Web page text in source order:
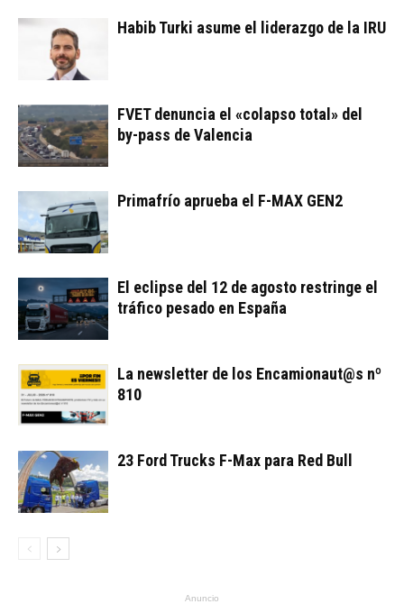
Habib Turki asume el liderazgo de la IRU
FVET denuncia el «colapso total» del
by-pass de Valencia
Primafrío aprueba el F-MAX GEN2
El eclipse del 12 de agosto restringe el
tráfico pesado en España
La newsletter de los Encamionaut@s nº
810
23 Ford Trucks F-Max para Red Bull
Anuncio